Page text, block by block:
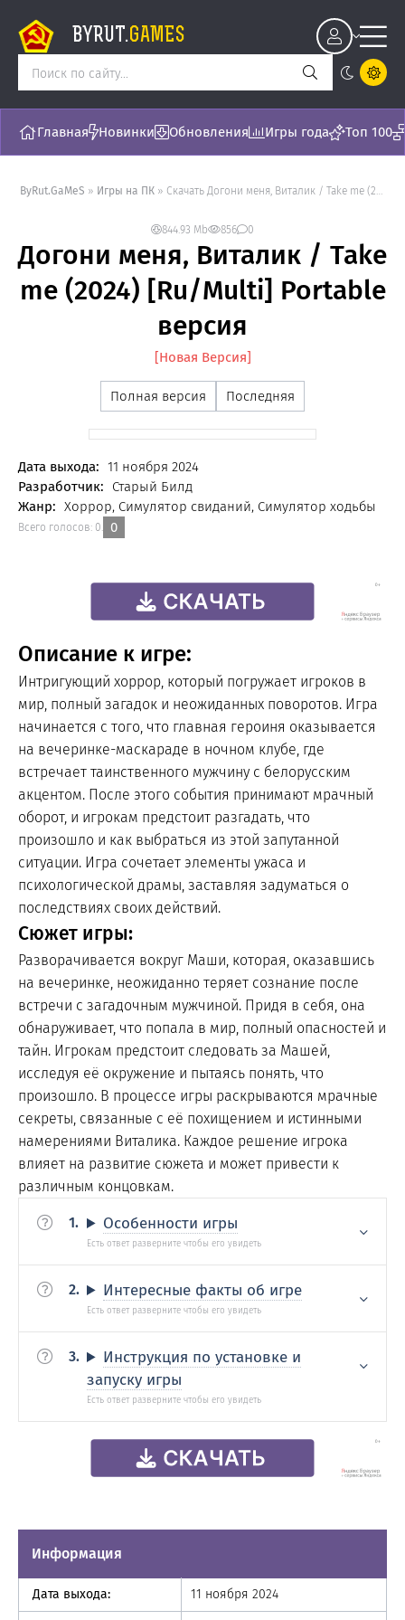
BYRUT.GAMES
Главная Новинки Обновления Игры года Топ 100
ByRut.GaMeS » Игры на ПК » Скачать Догони меня, Виталик / Take me (2024) [Ru/Multi] Portable версия - торрент последняя версия []
844.93 Mb 856 0
Догони меня, Виталик / Take
me (2024) [Ru/Multi] Portable
версия
[Новая Версия]
Полная версия Последняя
Дата выхода:
11 ноября 2024
Разработчик:
Старый Билд
Жанр: Хоррор, Симулятор свиданий, Симулятор ходьбы
Всего голосов: 0. 0
Описание к игре:
Интригующий хоррор, который погружает игроков в
мир, полный загадок и неожиданных поворотов. Игра
начинается с того, что главная героиня оказывается
на вечеринке-маскараде в ночном клубе, где
встречает таинственного мужчину с белорусским
акцентом. После этого события принимают мрачный
оборот, и игрокам предстоит разгадать, что
произошло и как выбраться из этой запутанной
ситуации. Игра сочетает элементы ужаса и
психологической драмы, заставляя задуматься о
последствиях своих действий.
Сюжет игры:
Разворачивается вокруг Маши, которая, оказавшись
на вечеринке, неожиданно теряет сознание после
встречи с загадочным мужчиной. Придя в себя, она
обнаруживает, что попала в мир, полный опасностей и
тайн. Игрокам предстоит следовать за Машей,
исследуя её окружение и пытаясь понять, что
произошло. В процессе игры раскрываются мрачные
секреты, связанные с её похищением и истинными
намерениями Виталика. Каждое решение игрока
влияет на развитие сюжета и может привести к
различным концовкам.
Особенности игры
Интересные факты об игре
Инструкция по установке и
запуску игры
Информация
Дата выхода: 11 ноября 2024